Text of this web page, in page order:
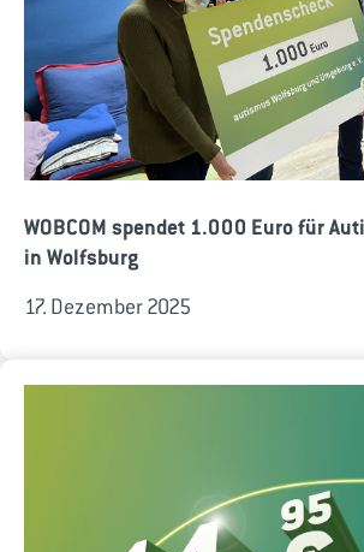
WOBCOM spendet 1.000 Euro für
in Wolfsburg
17. Dezember 2025